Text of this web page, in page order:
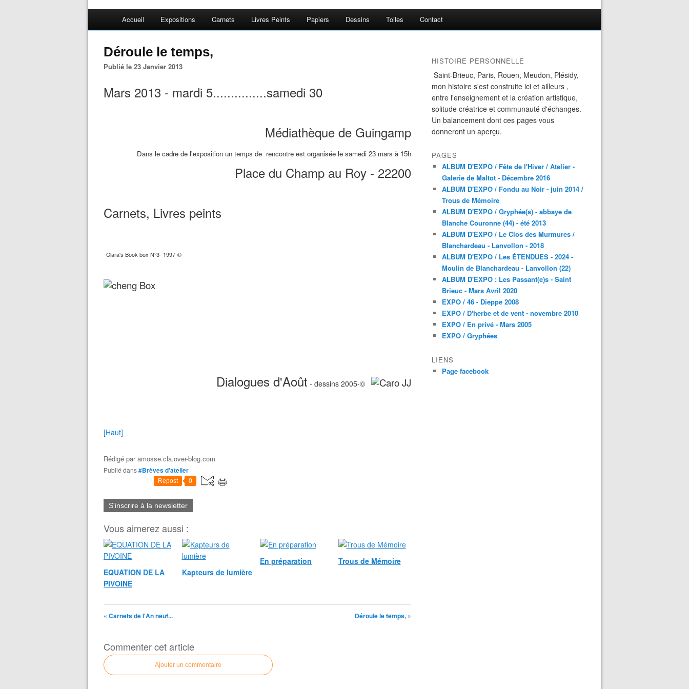
Accueil Expositions Carnets Livres Peints Papiers Dessins Toiles Contact
Déroule le temps,
Publié le 23 Janvier 2013
Mars 2013 - mardi 5...............samedi 30
Médiathèque de Guingamp
Dans le cadre de l'exposition un temps de rencontre est organisée le samedi 23 mars à 15h
Place du Champ au Roy - 22200
Carnets, Livres peints
Clara's Book box N°3- 1997-©
Dialogues d'Août - dessins 2005-©
[Haut]
Rédigé paramosse.cla.over-blog.com
Publié dans#Brèves d'atelier
Repost 0
S'inscrire à la newsletter
Vous aimerez aussi :
EQUATION DE LA
PIVOINE
Kapteurs de lumière
En préparation Trous de Mémoire
« Carnets de l'An neuf... Déroule le temps, »
Commenter cet article
Ajouter un commentaire
HISTOIRE PERSONNELLE
Saint-Brieuc, Paris, Rouen, Meudon, Plésidy,
mon histoire s'est construite ici et ailleurs ,
entre l'enseignement et la création artistique,
solitude créatrice et communauté d'échanges.
Un balancement dont ces pages vous
donneront un aperçu.
PAGES
ALBUM D'EXPO / Fête de l'Hiver / Atelier -
Galerie de Maltot - Décembre 2016
ALBUM D'EXPO / Fondu au Noir - juin 2014 /
Trous de Mémoire
ALBUM D'EXPO / Gryphée(s) - abbaye de
Blanche Couronne (44) - été 2013
ALBUM D'EXPO / Le Clos des Murmures /
Blanchardeau - Lanvollon - 2018
ALBUM D'EXPO / Les ÉTENDUES - 2024 -
Moulin de Blanchardeau - Lanvollon (22)
ALBUM D'EXPO : Les Passant(e)s - Saint
Brieuc - Mars Avril 2020
EXPO / 46 - Dieppe 2008
EXPO / D'herbe et de vent - novembre 2010
EXPO / En privé - Mars 2005
EXPO / Gryphées
LIENS
Page facebook